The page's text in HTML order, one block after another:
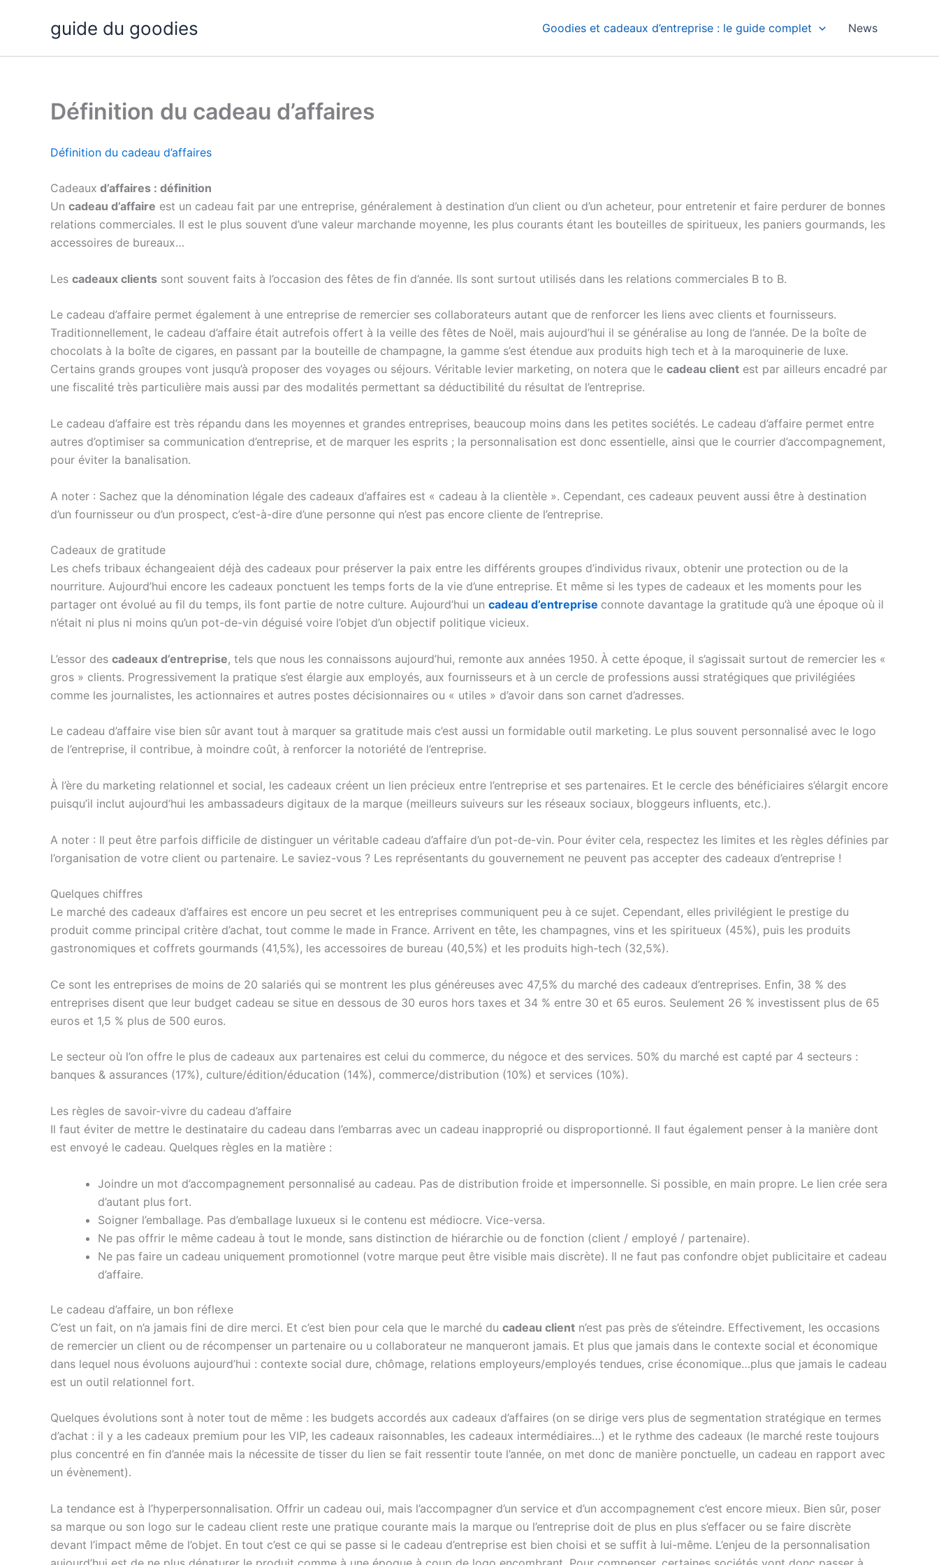
guide du goodies Goodies et cadeaux d’entreprise : le guide complet News
Définition du cadeau d’affaires
Définition du cadeau d’affaires
Cadeaux d’affaires : définition
Un cadeau d’affaire est un cadeau fait par une entreprise, généralement à destination d’un client ou d’un acheteur, pour entretenir et faire perdurer de bonnes
relations commerciales. Il est le plus souvent d’une valeur marchande moyenne, les plus courants étant les bouteilles de spiritueux, les paniers gourmands, les
accessoires de bureaux…
Les cadeaux clients sont souvent faits à l’occasion des fêtes de fin d’année. Ils sont surtout utilisés dans les relations commerciales B to B.
Le cadeau d’affaire permet également à une entreprise de remercier ses collaborateurs autant que de renforcer les liens avec clients et fournisseurs.
Traditionnellement, le cadeau d’affaire était autrefois offert à la veille des fêtes de Noël, mais aujourd’hui il se généralise au long de l’année. De la boîte de
chocolats à la boîte de cigares, en passant par la bouteille de champagne, la gamme s’est étendue aux produits high tech et à la maroquinerie de luxe.
Certains grands groupes vont jusqu’à proposer des voyages ou séjours. Véritable levier marketing, on notera que le cadeau client est par ailleurs encadré par
une fiscalité très particulière mais aussi par des modalités permettant sa déductibilité du résultat de l’entreprise.
Le cadeau d’affaire est très répandu dans les moyennes et grandes entreprises, beaucoup moins dans les petites sociétés. Le cadeau d’affaire permet entre
autres d’optimiser sa communication d’entreprise, et de marquer les esprits ; la personnalisation est donc essentielle, ainsi que le courrier d’accompagnement,
pour éviter la banalisation.
A noter : Sachez que la dénomination légale des cadeaux d’affaires est « cadeau à la clientèle ». Cependant, ces cadeaux peuvent aussi être à destination
d’un fournisseur ou d’un prospect, c’est-à-dire d’une personne qui n’est pas encore cliente de l’entreprise.
Cadeaux de gratitude
Les chefs tribaux échangeaient déjà des cadeaux pour préserver la paix entre les différents groupes d’individus rivaux, obtenir une protection ou de la
nourriture. Aujourd’hui encore les cadeaux ponctuent les temps forts de la vie d’une entreprise. Et même si les types de cadeaux et les moments pour les
partager ont évolué au fil du temps, ils font partie de notre culture. Aujourd’hui un cadeau d’entreprise connote davantage la gratitude qu’à une époque où il
n’était ni plus ni moins qu’un pot-de-vin déguisé voire l’objet d’un objectif politique vicieux.
L’essor des cadeaux d’entreprise, tels que nous les connaissons aujourd’hui, remonte aux années 1950. À cette époque, il s’agissait surtout de remercier les «
gros » clients. Progressivement la pratique s’est élargie aux employés, aux fournisseurs et à un cercle de professions aussi stratégiques que privilégiées
comme les journalistes, les actionnaires et autres postes décisionnaires ou « utiles » d’avoir dans son carnet d’adresses.
Le cadeau d’affaire vise bien sûr avant tout à marquer sa gratitude mais c’est aussi un formidable outil marketing. Le plus souvent personnalisé avec le logo
de l’entreprise, il contribue, à moindre coût, à renforcer la notoriété de l’entreprise.
À l’ère du marketing relationnel et social, les cadeaux créent un lien précieux entre l’entreprise et ses partenaires. Et le cercle des bénéficiaires s’élargit encore
puisqu’il inclut aujourd’hui les ambassadeurs digitaux de la marque (meilleurs suiveurs sur les réseaux sociaux, bloggeurs influents, etc.).
A noter : Il peut être parfois difficile de distinguer un véritable cadeau d’affaire d’un pot-de-vin. Pour éviter cela, respectez les limites et les règles définies par
l’organisation de votre client ou partenaire. Le saviez-vous ? Les représentants du gouvernement ne peuvent pas accepter des cadeaux d’entreprise !
Quelques chiffres
Le marché des cadeaux d’affaires est encore un peu secret et les entreprises communiquent peu à ce sujet. Cependant, elles privilégient le prestige du
produit comme principal critère d’achat, tout comme le made in France. Arrivent en tête, les champagnes, vins et les spiritueux (45%), puis les produits
gastronomiques et coffrets gourmands (41,5%), les accessoires de bureau (40,5%) et les produits high-tech (32,5%).
Ce sont les entreprises de moins de 20 salariés qui se montrent les plus généreuses avec 47,5% du marché des cadeaux d’entreprises. Enfin, 38 % des
entreprises disent que leur budget cadeau se situe en dessous de 30 euros hors taxes et 34 % entre 30 et 65 euros. Seulement 26 % investissent plus de 65
euros et 1,5 % plus de 500 euros.
Le secteur où l’on offre le plus de cadeaux aux partenaires est celui du commerce, du négoce et des services. 50% du marché est capté par 4 secteurs :
banques & assurances (17%), culture/édition/éducation (14%), commerce/distribution (10%) et services (10%).
Les règles de savoir-vivre du cadeau d’affaire
Il faut éviter de mettre le destinataire du cadeau dans l’embarras avec un cadeau inapproprié ou disproportionné. Il faut également penser à la manière dont
est envoyé le cadeau. Quelques règles en la matière :
Joindre un mot d’accompagnement personnalisé au cadeau. Pas de distribution froide et impersonnelle. Si possible, en main propre. Le lien crée sera
d’autant plus fort.
Soigner l’emballage. Pas d’emballage luxueux si le contenu est médiocre. Vice-versa.
Ne pas offrir le même cadeau à tout le monde, sans distinction de hiérarchie ou de fonction (client / employé / partenaire).
Ne pas faire un cadeau uniquement promotionnel (votre marque peut être visible mais discrète). Il ne faut pas confondre objet publicitaire et cadeau
d’affaire.
Le cadeau d’affaire, un bon réflexe
C’est un fait, on n’a jamais fini de dire merci. Et c’est bien pour cela que le marché du cadeau client n’est pas près de s’éteindre. Effectivement, les occasions
de remercier un client ou de récompenser un partenaire ou u collaborateur ne manqueront jamais. Et plus que jamais dans le contexte social et économique
dans lequel nous évoluons aujourd’hui : contexte social dure, chômage, relations employeurs/employés tendues, crise économique…plus que jamais le cadeau
est un outil relationnel fort.
Quelques évolutions sont à noter tout de même : les budgets accordés aux cadeaux d’affaires (on se dirige vers plus de segmentation stratégique en termes
d’achat : il y a les cadeaux premium pour les VIP, les cadeaux raisonnables, les cadeaux intermédiaires…) et le rythme des cadeaux (le marché reste toujours
plus concentré en fin d’année mais la nécessite de tisser du lien se fait ressentir toute l’année, on met donc de manière ponctuelle, un cadeau en rapport avec
un évènement).
La tendance est à l’hyperpersonnalisation. Offrir un cadeau oui, mais l’accompagner d’un service et d’un accompagnement c’est encore mieux. Bien sûr, poser
sa marque ou son logo sur le cadeau client reste une pratique courante mais la marque ou l’entreprise doit de plus en plus s’effacer ou se faire discrète
devant l’impact même de l’objet. En tout c’est ce qui se passe si le cadeau d’entreprise est bien choisi et se suffit à lui-même. L’enjeu de la personnalisation